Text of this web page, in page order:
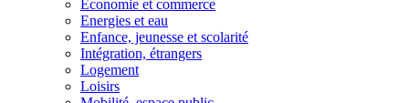
Economie et commerce
Energies et eau
Enfance, jeunesse et scolarité
Intégration, étrangers
Logement
Loisirs